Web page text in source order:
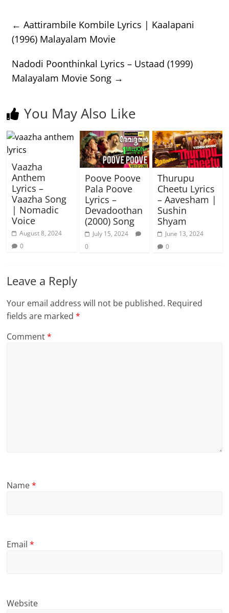
← Aattirambile Kombile Lyrics | Kaalapani
(1996) Malayalam Movie
Nadodi Poonthinkal Lyrics – Ustaad (1999)
Malayalam Movie Song →
You May Also Like
Vaazha
Anthem
Lyrics –
Vaazha Song
| Nomadic
Voice
August 8, 2024
0
Poove Poove
Pala Poove
Lyrics –
Devadoothan
(2000) Song
July 15, 2024
0
Thurupu
Cheetu Lyrics
– Aavesham |
Sushin
Shyam
June 13, 2024
0
Leave a Reply
Your email address will not be published. Required
fields are marked*
Comment*
Name*
Email*
Website